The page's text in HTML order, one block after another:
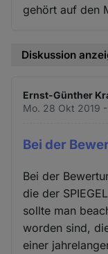
gehört auf den
Diskussion
Ernst-Günther
Mo. 28 Okt 2019 -
Bei der
Bei der
die der
sollte man
worden sind,
einer